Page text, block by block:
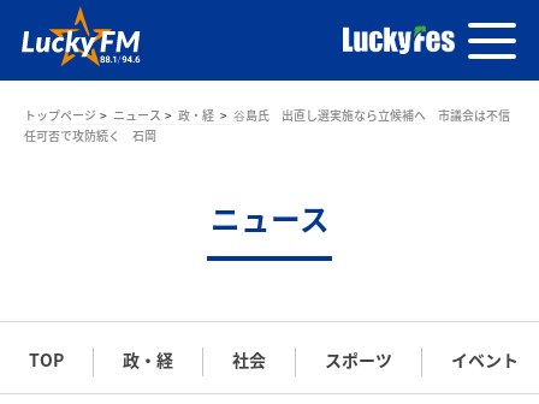
トップページ ニュース 政・経
谷島氏 出直し選実施なら立候補へ 市議会は不信
任可否で攻防続く 石岡
ニュース
TOP 政・経 社会 スポーツ イベント